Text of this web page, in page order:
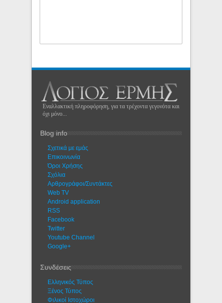
Εναλλακτική πληροφόρηση, για τα τρέχοντα γεγονότα και
όχι μόνο...
Blog info
Σχετικά με εμάς
Eπικοινωνία
Όροι Χρήσης
Σχόλια
Αρθρογράφοι/Συντάκτες
Web TV
Android application
RSS
Facebook
Twitter
Youtube Channel
Google+
Συνδέσεις
Ελληνικός Τύπος
Ξένος Τύπος
Φιλικοί Ιστοχώροι